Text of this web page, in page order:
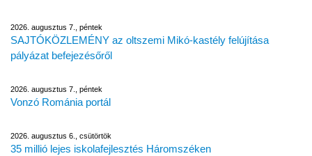
2026. augusztus 7., péntek
SAJTÓKÖZLEMÉNY az oltszemi Mikó-kastély felújítása
pályázat befejezésőről
2026. augusztus 7., péntek
Vonzó Románia portál
2026. augusztus 6., csütörtök
35 millió lejes iskolafejlesztés Háromszéken